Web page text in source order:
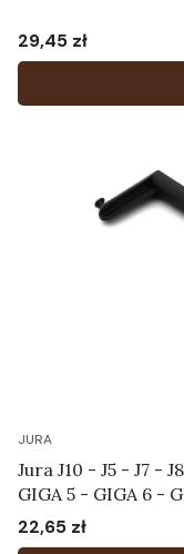
Cena
29,45 zł
JURA
Jura J10 - J5 - J7 -
GIGA 5 - GIGA 6 -
X7c - X8c - X9c -
Cena
22,65 zł